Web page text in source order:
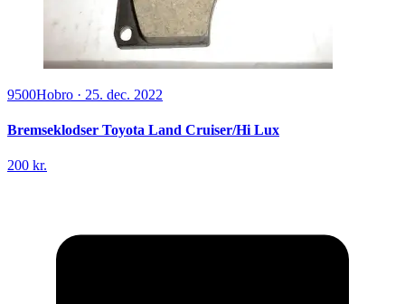
9500Hobro · 25. dec. 2022
Bremseklodser Toyota Land Cruiser/Hi Lux
200 kr.